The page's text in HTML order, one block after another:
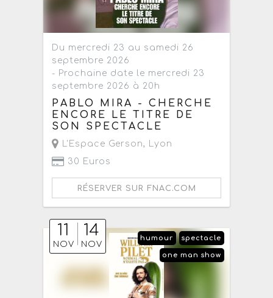
Du mercredi 23 au samedi 26
septembre 2026
- Prochaine date le mercredi 23
septembre 2026 à 20h
PABLO MIRA - CHERCHE
ENCORE LE TITRE DE
SON SPECTACLE
L'Espace Gerson, Lyon
30 Euros
RÉSERVER SUR FNAC.COM
11
NOV
14
NOV
spectacle
humour
one man show